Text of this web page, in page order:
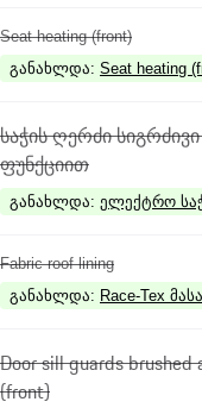
Seat heating (front)
განახლდა: Seat heating
საჭის ღერძი
ფუნქციით
განახლდა: ელექტრო
Fabric roof lining
განახლდა: Race-Tex
Door sill guards brushed
(front)